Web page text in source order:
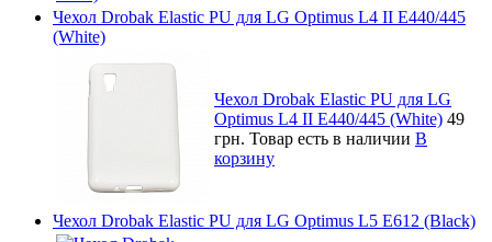
Чехол Drobak Elastic PU для LG Optimus L4 II E440/445
(White)
Чехол Drobak Elastic PU для LG
Optimus L4 II E440/445 (White) 49
грн. Товар есть в наличии В
корзину
Чехол Drobak Elastic PU для LG Optimus L5 E612 (Black)